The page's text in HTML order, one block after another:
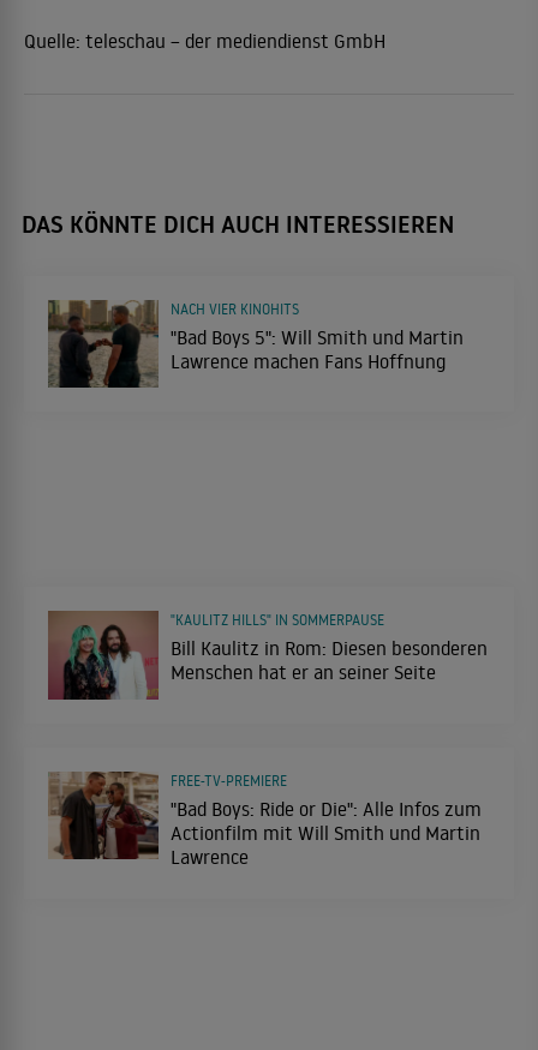
Quelle: teleschau – der mediendienst GmbH
DAS KÖNNTE DICH AUCH INTERESSIEREN
"Bad Boys 5": Will Smith und Martin
Lawrence machen Fans Hoffnung
NACH VIER KINOHITS
Bill Kaulitz in Rom: Diesen besonderen
Menschen hat er an seiner Seite
"KAULITZ HILLS" IN SOMMERPAUSE
"Bad Boys: Ride or Die": Alle Infos zum
Actionfilm mit Will Smith und Martin
Lawrence
FREE-TV-PREMIERE